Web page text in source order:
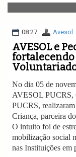
08:27 Avesol
AVESOL e
No dia 05 de
AVESOL PUCRS,
PUCRS,
Criança, parceira
O intuito foi de
mobilização social
nas Instituições em